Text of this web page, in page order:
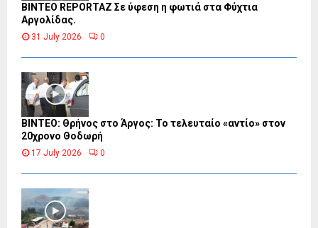
BINTEO REPORTAZ Σε ύφεση η φωτιά στα Φύχτια
Αργολίδας.
31 July 2026 0
ΒΙΝΤΕΟ: Θρήνος στο Άργος: Το τελευταίο «αντίο» στον
20χρονο Θοδωρή
17 July 2026 0